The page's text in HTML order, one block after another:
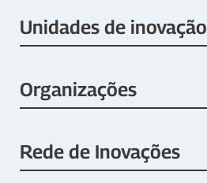
Unidades de inovação
Organizações
Rede de Inovações